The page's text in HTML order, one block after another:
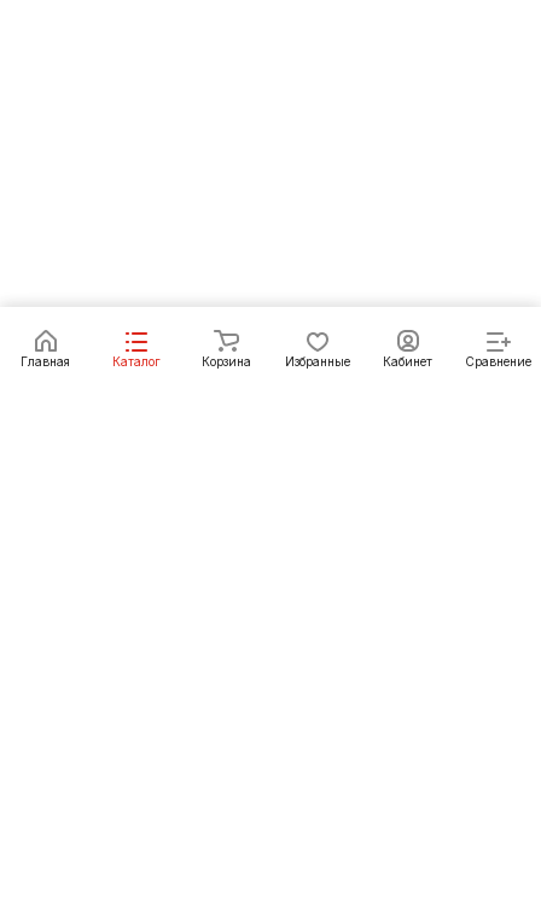
Под заказ
Главная Каталог Корзина Избранные Кабинет Сравнение